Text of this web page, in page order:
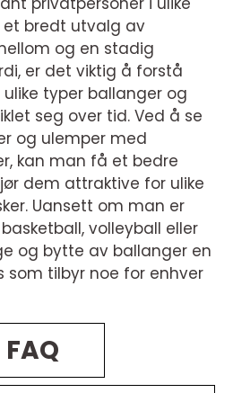
et bredt utvalg av
og en stadig
er det viktig å forstå
typer ballanger og
seg over tid. Ved å se
og ulemper med
kan man få et bedre
dem attraktive for ulike
Uansett om man er
volleyball eller
og bytte av ballanger en
som tilbyr noe for enhver
FAQ